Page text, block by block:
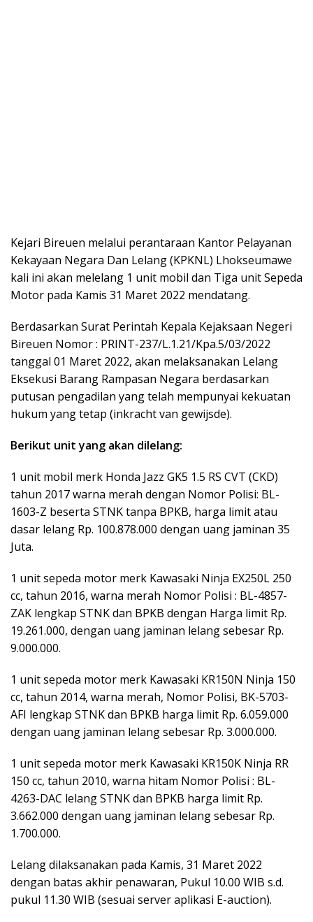
Kejari Bireuen melalui perantaraan Kantor Pelayanan
Kekayaan Negara Dan Lelang (KPKNL) Lhokseumawe
kali ini akan melelang 1 unit mobil dan Tiga unit Sepeda
Motor pada Kamis 31 Maret 2022 mendatang.
Berdasarkan Surat Perintah Kepala Kejaksaan Negeri
Bireuen Nomor : PRINT-237/L.1.21/Kpa.5/03/2022
tanggal 01 Maret 2022, akan melaksanakan Lelang
Eksekusi Barang Rampasan Negara berdasarkan
putusan pengadilan yang telah mempunyai kekuatan
hukum yang tetap (inkracht van gewijsde).
Berikut unit yang akan dilelang:
1 unit mobil merk Honda Jazz GK5 1.5 RS CVT (CKD)
tahun 2017 warna merah dengan Nomor Polisi: BL-
1603-Z beserta STNK tanpa BPKB, harga limit atau
dasar lelang Rp. 100.878.000 dengan uang jaminan 35
Juta.
1 unit sepeda motor merk Kawasaki Ninja EX250L 250
cc, tahun 2016, warna merah Nomor Polisi : BL-4857-
ZAK lengkap STNK dan BPKB dengan Harga limit Rp.
19.261.000, dengan uang jaminan lelang sebesar Rp.
9.000.000.
1 unit sepeda motor merk Kawasaki KR150N Ninja 150
cc, tahun 2014, warna merah, Nomor Polisi, BK-5703-
AFI lengkap STNK dan BPKB harga limit Rp. 6.059.000
dengan uang jaminan lelang sebesar Rp. 3.000.000.
1 unit sepeda motor merk Kawasaki KR150K Ninja RR
150 cc, tahun 2010, warna hitam Nomor Polisi : BL-
4263-DAC lelang STNK dan BPKB harga limit Rp.
3.662.000 dengan uang jaminan lelang sebesar Rp.
1.700.000.
Lelang dilaksanakan pada Kamis, 31 Maret 2022
dengan batas akhir penawaran, Pukul 10.00 WIB s.d.
pukul 11.30 WIB (sesuai server aplikasi E-auction).